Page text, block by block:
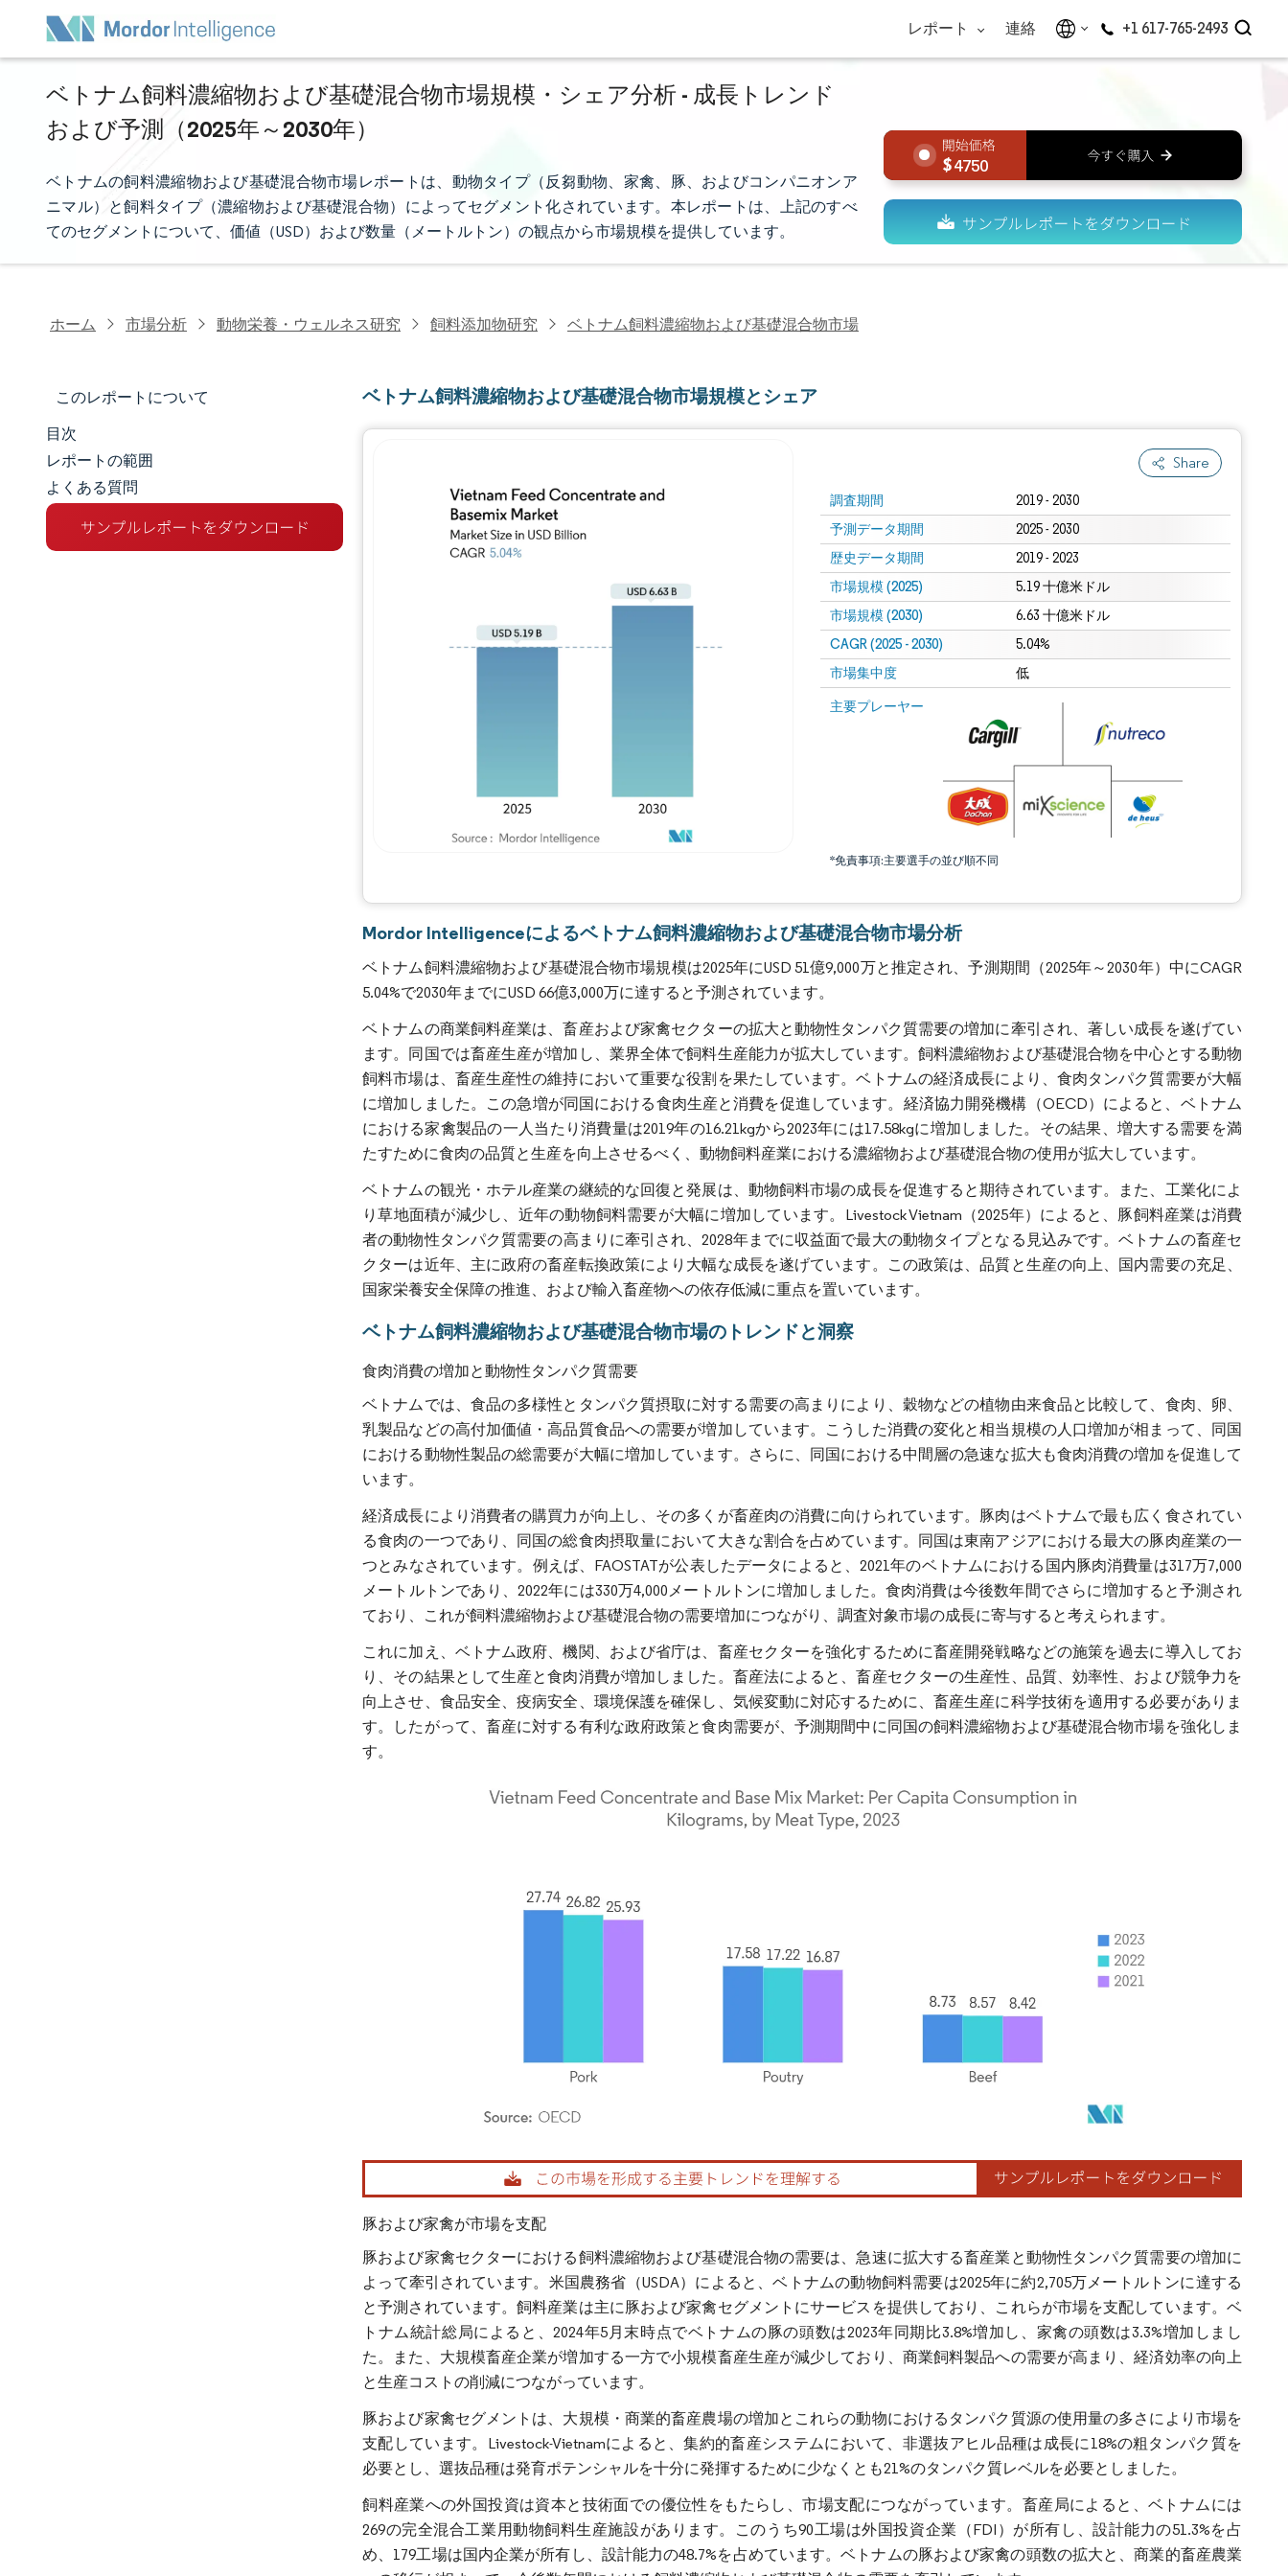
レポート 連絡 +1 617-765-2493
ベトナム飼料濃縮物および基礎混合物市場規模・シェア分析 - 成長トレンド
および予測（2025年～2030年）
ベトナムの飼料濃縮物および基礎混合物市場レポートは、動物タイプ（反芻動物、家禽、豚、およびコンパニオンア
ニマル）と飼料タイプ（濃縮物および基礎混合物）によってセグメント化されています。本レポートは、上記のすべ
てのセグメントについて、価値（USD）および数量（メートルトン）の観点から市場規模を提供しています。
4750
ホーム 市場分析 動物栄養・ウェルネス研究 飼料添加物研究 ベトナム飼料濃縮物および基礎混合物市場
このレポートについて
マーケットスナップショット
市場概要
主な市場動向
目次
レポートの範囲
よくある質問
ベトナム飼料濃縮物および基礎混合物市場規模とシェア
Share
調査期間 2019 - 2030
予測データ期間 2025 - 2030
歴史データ期間 2019 - 2023
市場規模 (2025) 5.19 十億米ドル
市場規模 (2030) 6.63 十億米ドル
CAGR (2025 - 2030) 5.04%
市場集中度 低
主要プレーヤー
*免責事項:主要選手の並び順不同
Mordor Intelligenceによるベトナム飼料濃縮物および基礎混合物市場分析
ベトナム飼料濃縮物および基礎混合物市場規模は2025年にUSD 51億9,000万と推定され、予測期間（2025年～2030年）中にCAGR
5.04%で2030年までにUSD 66億3,000万に達すると予測されています。
ベトナムの商業飼料産業は、畜産および家禽セクターの拡大と動物性タンパク質需要の増加に牽引され、著しい成長を遂げてい
ます。同国では畜産生産が増加し、業界全体で飼料生産能力が拡大しています。飼料濃縮物および基礎混合物を中心とする動物
飼料市場は、畜産生産性の維持において重要な役割を果たしています。ベトナムの経済成長により、食肉タンパク質需要が大幅
に増加しました。この急増が同国における食肉生産と消費を促進しています。経済協力開発機構（OECD）によると、ベトナム
における家禽製品の一人当たり消費量は2019年の16.21kgから2023年には17.58kgに増加しました。その結果、増大する需要を満
たすために食肉の品質と生産を向上させるべく、動物飼料産業における濃縮物および基礎混合物の使用が拡大しています。
ベトナムの観光・ホテル産業の継続的な回復と発展は、動物飼料市場の成長を促進すると期待されています。また、工業化によ
り草地面積が減少し、近年の動物飼料需要が大幅に増加しています。Livestock Vietnam（2025年）によると、豚飼料産業は消費
者の動物性タンパク質需要の高まりに牽引され、2028年までに収益面で最大の動物タイプとなる見込みです。ベトナムの畜産セ
クターは近年、主に政府の畜産転換政策により大幅な成長を遂げています。この政策は、品質と生産の向上、国内需要の充足、
国家栄養安全保障の推進、および輸入畜産物への依存低減に重点を置いています。
ベトナム飼料濃縮物および基礎混合物市場のトレンドと洞察
食肉消費の増加と動物性タンパク質需要
ベトナムでは、食品の多様性とタンパク質摂取に対する需要の高まりにより、穀物などの植物由来食品と比較して、食肉、卵、
乳製品などの高付加価値・高品質食品への需要が増加しています。こうした消費の変化と相当規模の人口増加が相まって、同国
における動物性製品の総需要が大幅に増加しています。さらに、同国における中間層の急速な拡大も食肉消費の増加を促進して
います。
経済成長により消費者の購買力が向上し、その多くが畜産肉の消費に向けられています。豚肉はベトナムで最も広く食されてい
る食肉の一つであり、同国の総食肉摂取量において大きな割合を占めています。同国は東南アジアにおける最大の豚肉産業の一
つとみなされています。例えば、FAOSTATが公表したデータによると、2021年のベトナムにおける国内豚肉消費量は317万7,000
メートルトンであり、2022年には330万4,000メートルトンに増加しました。食肉消費は今後数年間でさらに増加すると予測され
ており、これが飼料濃縮物および基礎混合物の需要増加につながり、調査対象市場の成長に寄与すると考えられます。
これに加え、ベトナム政府、機関、および省庁は、畜産セクターを強化するために畜産開発戦略などの施策を過去に導入してお
り、その結果として生産と食肉消費が増加しました。畜産法によると、畜産セクターの生産性、品質、効率性、および競争力を
向上させ、食品安全、疫病安全、環境保護を確保し、気候変動に対応するために、畜産生産に科学技術を適用する必要がありま
す。したがって、畜産に対する有利な政府政策と食肉需要が、予測期間中に同国の飼料濃縮物および基礎混合物市場を強化しま
す。
画像 © Mordor Intelligence。再利用にはCC BY 4.0の表示が必要です。
豚および家禽が市場を支配
豚および家禽セクターにおける飼料濃縮物および基礎混合物の需要は、急速に拡大する畜産業と動物性タンパク質需要の増加に
よって牽引されています。米国農務省（USDA）によると、ベトナムの動物飼料需要は2025年に約2,705万メートルトンに達する
と予測されています。飼料産業は主に豚および家禽セグメントにサービスを提供しており、これらが市場を支配しています。ベ
トナム統計総局によると、2024年5月末時点でベトナムの豚の頭数は2023年同期比3.8%増加し、家禽の頭数は3.3%増加しまし
た。また、大規模畜産企業が増加する一方で小規模畜産生産が減少しており、商業飼料製品への需要が高まり、経済効率の向上
と生産コストの削減につながっています。
豚および家禽セグメントは、大規模・商業的畜産農場の増加とこれらの動物におけるタンパク質源の使用量の多さにより市場を
支配しています。Livestock-Vietnamによると、集約的畜産システムにおいて、非選抜アヒル品種は成長に18%の粗タンパク質を
必要とし、選抜品種は発育ポテンシャルを十分に発揮するために少なくとも21%のタンパク質レベルを必要としました。
飼料産業への外国投資は資本と技術面での優位性をもたらし、市場支配につながっています。畜産局によると、ベトナムには
269の完全混合工業用動物飼料生産施設があります。このうち90工場は外国投資企業（FDI）が所有し、設計能力の51.3%を占
め、179工場は国内企業が所有し、設計能力の48.7%を占めています。ベトナムの豚および家禽の頭数の拡大と、商業的畜産農業